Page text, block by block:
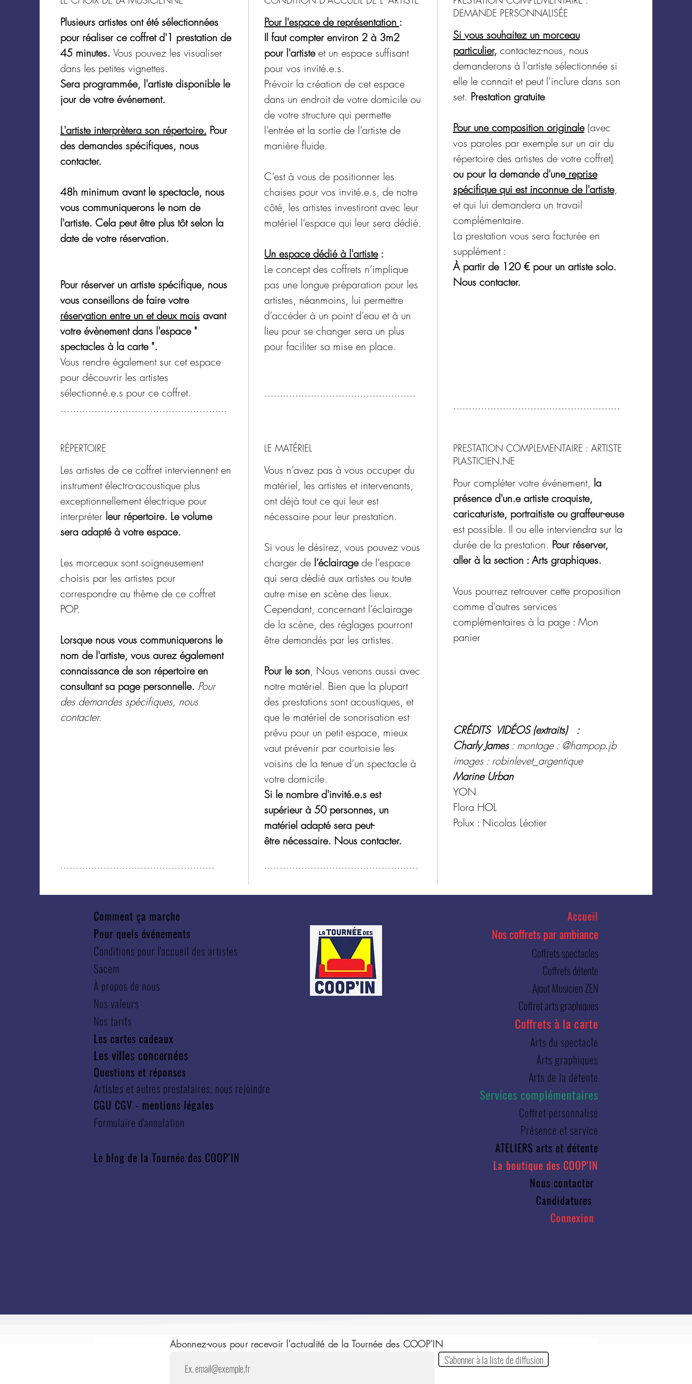
Charly James
Flora HOL
Polux
Retrouvez leur présentation dans
la rubrique "spectacles à la carte"
Frais de transport compris jusqu'à
54 km de Marseille gare St
Charles (110 km aller-retour). Au-
delà, forfait de 35 € ou de 70 €
selon la distance (à ajouter au
moment du paiement). Si plus de
150 km nous contacter.
Durée de l’installation
60 minutes
Démontage
entre 20 et 30
minutes
Plusieurs artistes ont été sélectionnées
pour réaliser ce coffret d'1 prestation de
45 minutes. Vous pouvez les visualiser
dans les petites vignettes.
Sera programmée, l'artiste disponible le
jour de votre événement.
L'artiste interprètera son répertoire. Pour
des demandes spécifiques, nous
contacter.
48h minimum avant le spectacle, nous
vous communiquerons le nom de
l'artiste. Cela peut être plus tôt selon la
date de votre réservation.
Pour réserver un artiste spécifique, nous
vous conseillons de faire votre
réservation entre un et deux mois avant
votre évènement dans l'espace "
spectacles à la carte ".
Vous rendre également sur cet espace
pour découvrir les artistes
sélectionné.e.s pour ce coffret.
......................................................
Pour l'espace de représentation :
Il faut compter environ 2 à 3m2
pour l'artisteet un espace suffisant
pour vos invité.e.s.
Prévoir la création de cet espace
dans un endroit de votre domicile ou
de votre structure qui permette
l’entrée et la sortie de l'artiste de
manière fluide.
C’est à vous de positionner les
chaises pour vos invité.e.s, de notre
côté, les artistes investiront avec leur
matériel l’espace qui leur sera dédié.
Un espace dédié à l'artiste:
Le concept des coffrets n’implique
pas une longue préparation pour les
artistes, néanmoins, lui permettre
d’accéder à un point d’eau et à un
lieu pour se changer sera un plus
pour faciliter sa mise en place.
.................................................
DEMANDE PERSONNALISÉE
Si vous souhaitez un morceau
particulier, contactez-nous, nous
demanderons à l'artiste sélectionnée si
elle le connait et peut l’inclure dans son
set. Prestation gratuite
Pour une composition originale(avec
vos paroles par exemple sur un air du
répertoire des artistes de votre coffret)
ou pour la demande d'unereprise
spécifique qui est inconnue de l'artiste,
et qui lui demandera un travail
complémentaire.
La prestation vous sera facturée en
supplément :
À partir de 120 € pour un artiste solo.
Nous contacter.
......................................................
RÉPERTOIRE
Les artistes de ce coffret interviennent en
instrument électro-acoustique plus
exceptionnellement électrique pour
interpréter leur répertoire. Le volume
sera adapté à votre espace.
Les morceaux sont soigneusement
choisis par les artistes pour
correspondre au thème de ce coffret
POP.
Lorsque nous vous communiquerons le
nom de l'artiste, vous aurez également
connaissance de son répertoire en
consultant sa page personnelle. Pour
des demandes spécifiques, nous
contacter.
LE MATÉRIEL
Vous n’avez pas à vous occuper du
matériel, les artistes et intervenants,
ont déjà tout ce qui leur est
nécessaire pour leur prestation.
Si vous le désirez, vous pouvez vous
charger de l’éclairagede l’espace
qui sera dédié aux artistes ou toute
autre mise en scène des lieux.
Cependant, concernant l’éclairage
de la scène, des réglages pourront
être demandés par les artistes.
Pour le son, Nous venons aussi avec
notre matériel. Bien que la plupart
des prestations sont acoustiques, et
que le matériel de sonorisation est
prévu pour un petit espace, mieux
vaut prévenir par courtoisie les
voisins de la tenue d’un spectacle à
votre domicile.
Si le nombre d'invité.e.s est
supérieur à 50 personnes, un
matériel adapté sera peut-
être nécessaire. Nous contacter.
PRESTATION COMPLEMENTAIRE : ARTISTE
PLASTICIEN.NE
Pour compléter votre événement, la
présence d'un.e artiste croquiste,
caricaturiste, portraitiste ou graffeur-euse
est possible. Il ou elle interviendra sur la
durée de la prestation. Pour réserver,
aller à la section : Arts graphiques.
Vous pourrez retrouver cette proposition
comme d'autres services
complémentaires à la page : Mon
panier
CRÉDITS VIDÉOS (extraits) ‭‬ ‭‬ :
Charly James: ‭montage : @hampop.jb
images : robinlevet_argentique
Marine Urban
YON
Flora HOL
Polux : Nicolas Léotier
.................................................. ..................................................
Comment ça marche
Pour quels événements
Conditions pour l'accueil des artistes
Sacem
À propos de nous
Nos valeurs
Nos tarifs
Les cartes cadeaux
Les villes concernées
Questions et réponses
Artistes et autres prestataires, nous rejoindre
CGU CGV - mentions légales
Formulaire d'annulation
Le blog de la Tournée des COOP'IN
Accueil
Nos coffrets par ambiance
Coffrets spectacles
Coffrets détente
Ajout Musicien ZEN
Coffret arts graphiques
Coffrets à la carte
Arts du spectacle
Arts graphiques
Arts de la détente
Services complémentaires
Coffret personnalisé
Présence et service
ATELIERS arts et détente
La boutique des COOP'IN
Nous contacter
Candidatures
Connexion
Abonnez-vous pour recevoir l'actualité de la Tournée des COOP'IN
S'abonner à la liste de diffusion